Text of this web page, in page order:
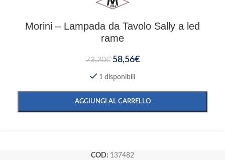
Morini – Lampada da Tavolo Sally a led
rame
73,20€ 58,56€
1 disponibili
AGGIUNGI AL CARRELLO
COD: 137482